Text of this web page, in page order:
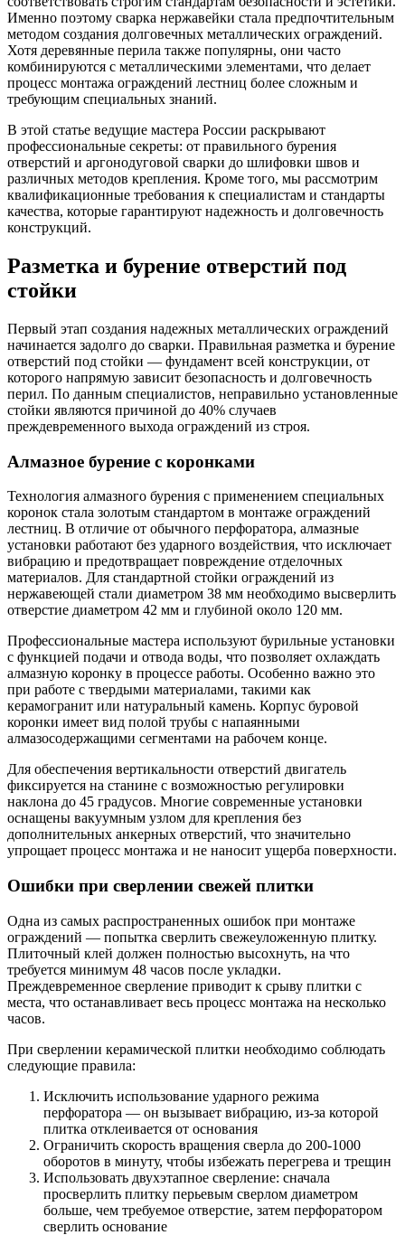
Именно поэтому сварка нержавейки стала предпочтительным
методом создания долговечных металлических ограждений.
Хотя деревянные перила также популярны, они часто
комбинируются с металлическими элементами, что делает
процесс монтажа ограждений лестниц более сложным и
требующим специальных знаний.
В этой статье ведущие мастера России раскрывают
профессиональные секреты: от правильного бурения
отверстий и аргонодуговой сварки до шлифовки швов и
различных методов крепления. Кроме того, мы рассмотрим
квалификационные требования к специалистам и стандарты
качества, которые гарантируют надежность и долговечность
конструкций.
Разметка и бурение отверстий под
стойки
Первый этап создания надежных металлических ограждений
начинается задолго до сварки. Правильная разметка и бурение
отверстий под стойки — фундамент всей конструкции, от
которого напрямую зависит безопасность и долговечность
перил. По данным специалистов, неправильно установленные
стойки являются причиной до 40% случаев
преждевременного выхода ограждений из строя.
Алмазное бурение с коронками
Технология алмазного бурения с применением специальных
коронок стала золотым стандартом в монтаже ограждений
лестниц. В отличие от обычного перфоратора, алмазные
установки работают без ударного воздействия, что исключает
вибрацию и предотвращает повреждение отделочных
материалов. Для стандартной стойки ограждений из
нержавеющей стали диаметром 38 мм необходимо высверлить
отверстие диаметром 42 мм и глубиной около 120 мм.
Профессиональные мастера используют бурильные установки
с функцией подачи и отвода воды, что позволяет охлаждать
алмазную коронку в процессе работы. Особенно важно это
при работе с твердыми материалами, такими как
керамогранит или натуральный камень. Корпус буровой
коронки имеет вид полой трубы с напаянными
алмазосодержащими сегментами на рабочем конце.
Для обеспечения вертикальности отверстий двигатель
фиксируется на станине с возможностью регулировки
наклона до 45 градусов. Многие современные установки
оснащены вакуумным узлом для крепления без
дополнительных анкерных отверстий, что значительно
упрощает процесс монтажа и не наносит ущерба поверхности.
Ошибки при сверлении свежей плитки
Одна из самых распространенных ошибок при монтаже
ограждений — попытка сверлить свежеуложенную плитку.
Плиточный клей должен полностью высохнуть, на что
требуется минимум 48 часов после укладки.
Преждевременное сверление приводит к срыву плитки с
места, что останавливает весь процесс монтажа на несколько
часов.
При сверлении керамической плитки необходимо соблюдать
следующие правила:
Исключить использование ударного режима
перфоратора — он вызывает вибрацию, из-за которой
плитка отклеивается от основания
Ограничить скорость вращения сверла до 200-1000
оборотов в минуту, чтобы избежать перегрева и трещин
Использовать двухэтапное сверление: сначала
просверлить плитку перьевым сверлом диаметром
больше, чем требуемое отверстие, затем перфоратором
сверлить основание